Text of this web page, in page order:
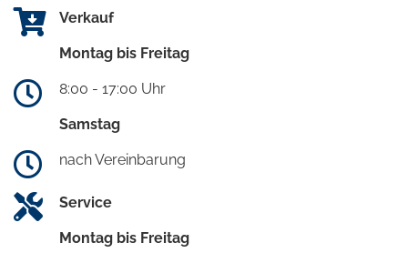
Verkauf
Montag bis Freitag
8:00 - 17:00 Uhr
Samstag
nach Vereinbarung
Service
Montag bis Freitag